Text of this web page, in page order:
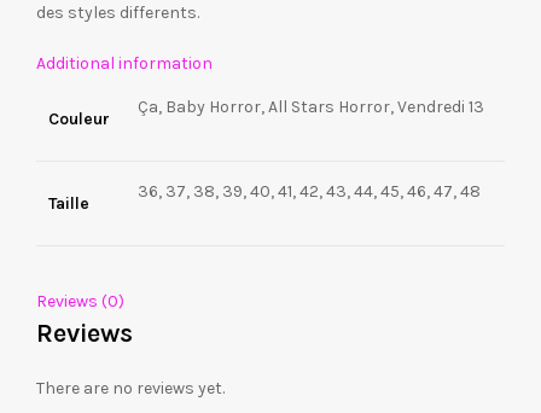
des styles differents.
Additional information
Couleur
Ça, Baby Horror, All Stars Horror, Vendredi 13
Taille
36, 37, 38, 39, 40, 41, 42, 43, 44, 45, 46, 47, 48
Reviews (0)
Reviews
There are no reviews yet.